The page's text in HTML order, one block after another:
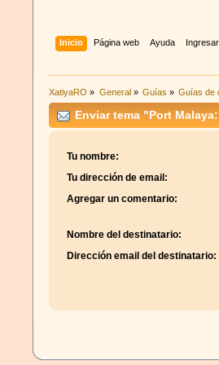
Inicio Página web Ayuda Ingresar
XatiyaRO » General» Guías » Guías de
Enviar tema "Port
Tu nombre:
Tu dirección de email:
Agregar un comentario:
Nombre del destinatario:
Dirección email del destinatario: